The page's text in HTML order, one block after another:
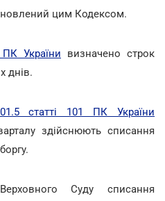
цим Кодексом.
ПК України визначено строк
днів.
статті 101 ПК України
здійснюють списання
Суду списання